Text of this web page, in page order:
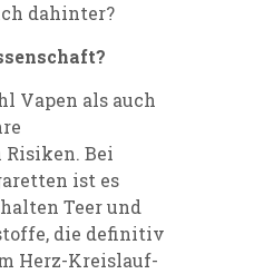
dahinter?
Vapen als auch
Bei
ist es
Teer und
die definitiv
Herz-Kreislauf-